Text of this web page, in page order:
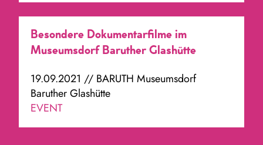
Besondere Dokumentarfilme im
Museumsdorf Baruther Glashütte
19.09.2021 // BARUTH Museumsdorf
Baruther Glashütte
EVENT